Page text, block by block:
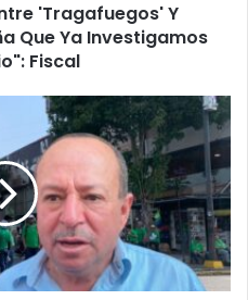
'Tragafuegos' Y
Que Ya Investigamos
Fiscal